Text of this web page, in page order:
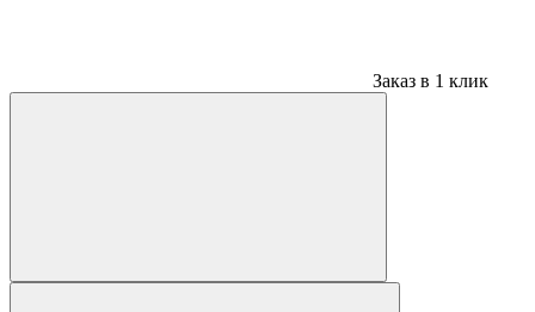
Заказ в 1 клик